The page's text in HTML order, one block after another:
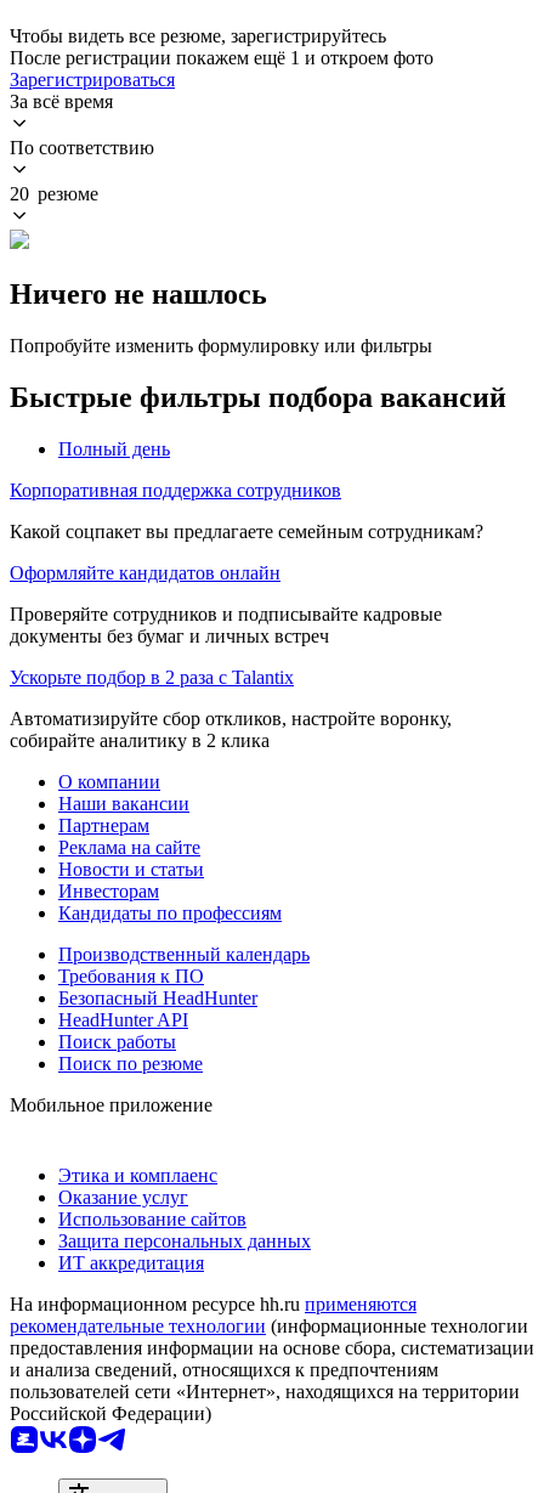
Чтобы видеть все резюме, зарегистрируйтесь
После регистрации покажем ещё 1 и откроем фото
Зарегистрироваться
За всё время
По соответствию
20 резюме
Ничего не нашлось
Попробуйте изменить формулировку или фильтры
Быстрые фильтры подбора вакансий
Полный день
Корпоративная поддержка сотрудников
Какой соцпакет вы предлагаете семейным сотрудникам?
Оформляйте кандидатов онлайн
Проверяйте сотрудников и подписывайте кадровые
документы без бумаг и личных встреч
Ускорьте подбор в 2 раза с Talantix
Автоматизируйте сбор откликов, настройте воронку,
собирайте аналитику в 2 клика
О компании
Наши вакансии
Партнерам
Реклама на сайте
Новости и статьи
Инвесторам
Кандидаты по профессиям
Производственный календарь
Требования к ПО
Безопасный HeadHunter
HeadHunter API
Поиск работы
Поиск по резюме
Мобильное приложение
Этика и комплаенс
Оказание услуг
Использование сайтов
Защита персональных данных
ИТ аккредитация
На информационном ресурсе hh.ru применяются
рекомендательные технологии (информационные технологии
предоставления информации на основе сбора, систематизации
и анализа сведений, относящихся к предпочтениям
пользователей сети «Интернет», находящихся на территории
Российской Федерации)